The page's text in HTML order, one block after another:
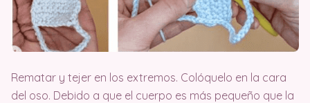
Rematar y tejer en los extremos. Colóquelo en la cara
del oso. Debido a que el cuerpo es más pequeño que la